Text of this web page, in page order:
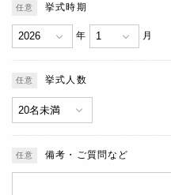
挙式時期
年 月
挙式人数
備考・ご質問など